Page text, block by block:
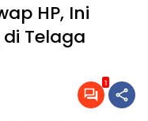
HP, Ini
Telaga
1